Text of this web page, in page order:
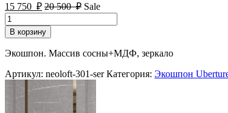
15 750 ₽ 20 500 ₽ Sale
Количество
товара
Дверь
межкомнатная
Loft
301
Marable
Soft
В корзину
Экошпон. Массив сосны+МДФ, зеркало
Артикул: neoloft-301-ser Категория: Экошпон